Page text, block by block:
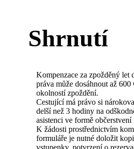
Shrnutí
Kompenzace za zpožděný let
práva může dosáhnout až
okolností zpoždění.
Cestující má právo si
delší než 3 hodiny na
asistenci ve formě
K žádosti prostřednictvím
formuláře je nutné doložit